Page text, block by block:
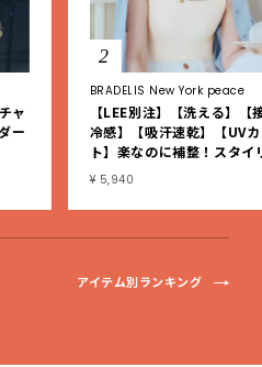
ャ
ー
2
BRADELIS New York peace
【LEE別注】【洗える】【
冷感】【吸汗速乾】【UV
ト】楽なのに補整！スタイ
シュ綿混ブラキャミ
¥ 5,940
アイテム別ランキング